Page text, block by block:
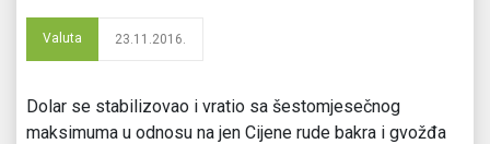
Valuta 23.11.2016.
Dolar se stabilizovao i vratio sa šestomjesečnog
maksimuma u odnosu na jen Cijene rude bakra i gvožđa